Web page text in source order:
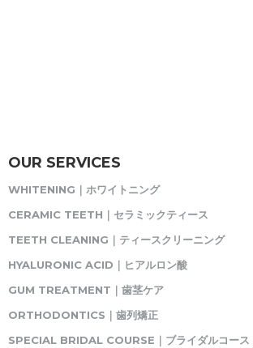
OUR SERVICES
WHITENING｜ホワイトニング
CERAMIC TEETH｜セラミックティース
TEETH CLEANING｜ティースクリーニング
HYALURONIC ACID｜ヒアルロン酸
GUM TREATMENT｜歯茎ケア
ORTHODONTICS｜歯列矯正
SPECIAL BRIDAL COURSE｜ブライダルコース